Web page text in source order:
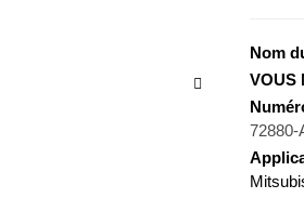
Nom
VOUS
72880-